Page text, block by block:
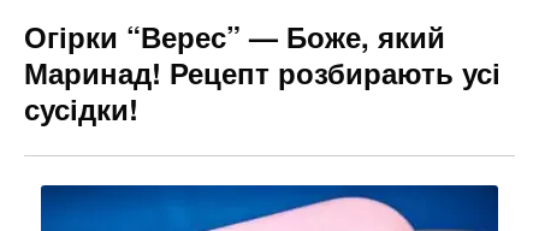
Огірки “Верес” — Боже, який
Маринад! Рецепт розбирають усі
сусідки!